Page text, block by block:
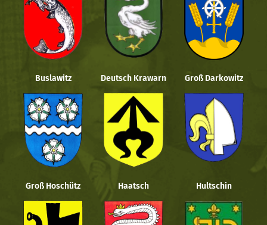
Buslawitz Deutsch Krawarn Groß Darkowitz
Groß Hoschütz Haatsch Hultschin